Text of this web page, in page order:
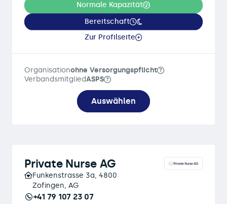
Normale Kapazität
Bereitschaft
Zur Profilseite
Organisationohne Versorgungspflicht
VerbandsmitgliedASPS
Auswählen
Private Nurse AG
Funkenstrasse 3a, 4800
Zofingen, AG
+41 79 107 23 07